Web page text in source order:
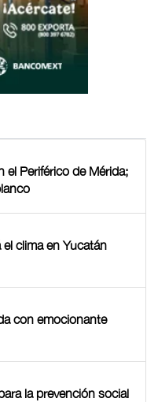
el Periférico de Mérida;
clima en Yucatán
con emocionante
la prevención social